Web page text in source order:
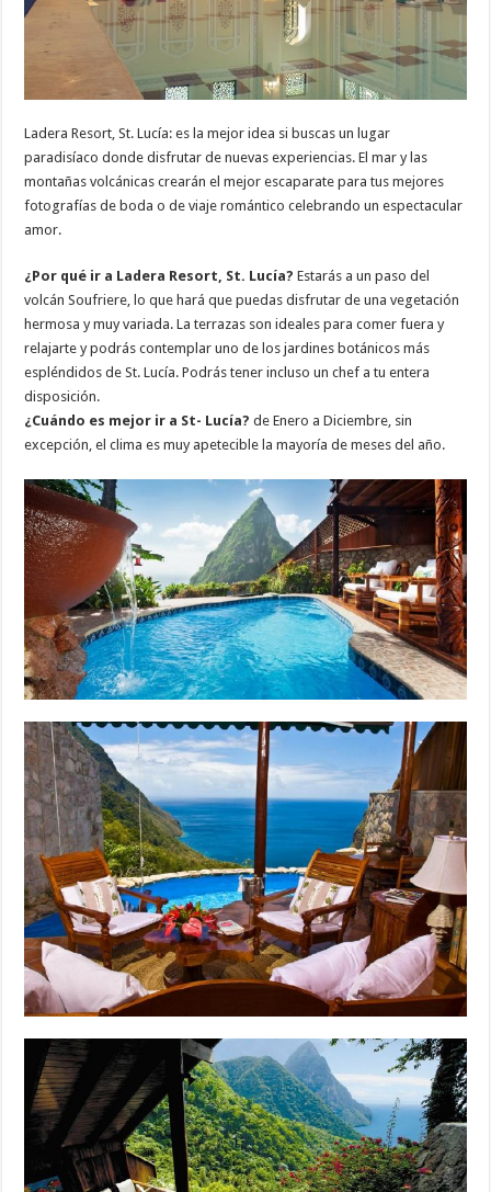
Ladera Resort, St. Lucía: es la mejor idea si buscas un lugar
paradisíaco donde disfrutar de nuevas experiencias. El mar y las
montañas volcánicas crearán el mejor escaparate para tus mejores
fotografías de boda o de viaje romántico celebrando un espectacular
amor.
¿Por qué ir a Ladera Resort, St. Lucía? Estarás a un paso del
volcán Soufriere, lo que hará que puedas disfrutar de una vegetación
hermosa y muy variada. La terrazas son ideales para comer fuera y
relajarte y podrás contemplar uno de los jardines botánicos más
espléndidos de St. Lucía. Podrás tener incluso un chef a tu entera
disposición.
¿Cuándo es mejor ir a St- Lucía?de Enero a Diciembre, sin
excepción, el clima es muy apetecible la mayoría de meses del año.